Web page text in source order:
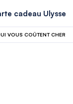
cadeau Ulysse
VOUS COÛTENT CHER